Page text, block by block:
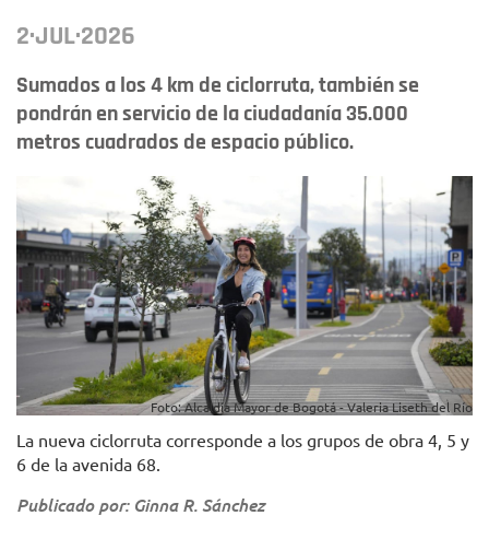
2·JUL·2026
Sumados a los 4 km de ciclorruta, también se
pondrán en servicio de la ciudadanía 35.000
metros cuadrados de espacio público.
Foto: Alcaldía Mayor de Bogotá - Valeria Liseth del Río
La nueva ciclorruta corresponde a los grupos de obra 4, 5 y
6 de la avenida 68.
Publicado por: Ginna R. Sánchez